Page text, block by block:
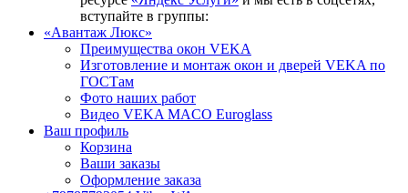
вступайте в группы:
«Авантаж Люкс»
Преимущества окон VEKA
Изготовление и монтаж окон и дверей VEKA по
ГОСТам
Фото наших работ
Видео VEKA MACO Euroglass
Ваш профиль
Корзина
Ваши заказы
Оформление заказа